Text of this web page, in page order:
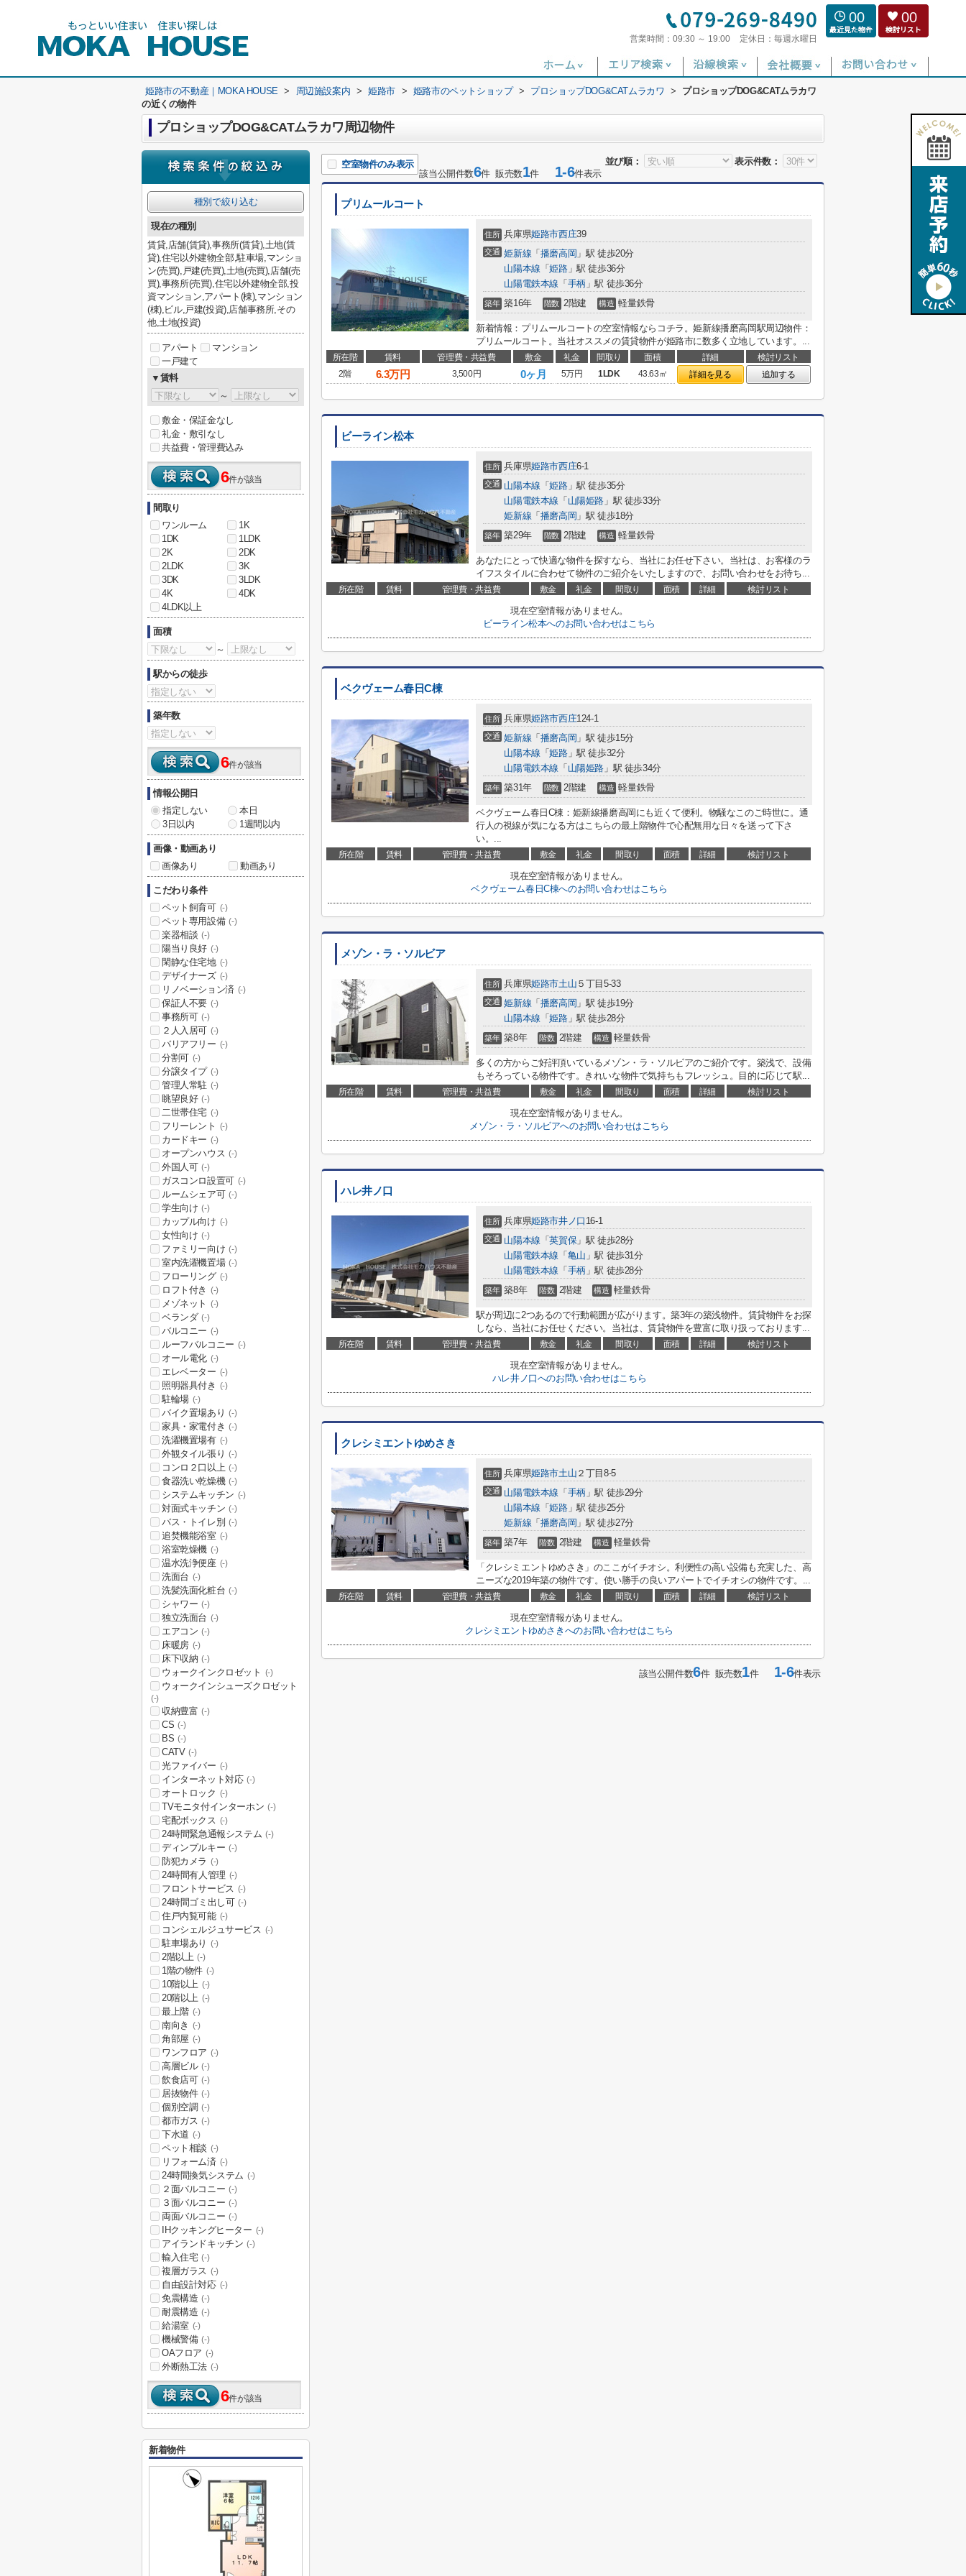
営業時間： 09:30 ～ 19:00 定休日： 毎週水曜日
00 00
姫路市の不動産｜MOKA HOUSE > 周辺施設案内 > 姫路市 > 姫路市のペットショップ > プロショップDOG&CATムラカワ >
プロショップDOG&CATムラカワ
の近くの物件
プロショップDOG&CATムラカワ周辺物件
並び順： 表示件数：
空室物件のみ表示
該当公開件数6件 販売数1件 1-6件表示
プリムールコート
住所 兵庫県姫路市西庄39
交通 姫新線 「 播磨高岡 」駅 徒歩20分
山陽本線 「姫路」駅 徒歩36分
山陽電鉄本線 「 手柄 」駅 徒歩36分
築年 築16年 階数 2階建 構造 軽量鉄骨
新着情報：プリムールコートの空室情報ならコチラ。姫新線播磨高岡駅周辺物件：
プリムールコート。当社オススメの賃貸物件が姫路市に数多く立地しています。...
所在階 賃料 管理費・共益費 敷金 礼金 間取り 面積 詳細
検討リスト
2階
6.3万円 3,500円 0ヶ月 5万円 1LDK 43.63㎡ 詳細を見る 追加する
ビーライン松本
住所 兵庫県姫路市西庄6-1
交通 山陽本線 「姫路」駅 徒歩35分
山陽電鉄本線 「 山陽姫路 」駅 徒歩33分
姫新線 「 播磨高岡 」駅 徒歩18分
築年 築29年 階数 2階建 構造 軽量鉄骨
あなたにとって快適な物件を探すなら、当社にお任せ下さい。当社は、お客様のラ
イフスタイルに合わせて物件のご紹介をいたしますので、お問い合わせをお待ち...
所在階 賃料 管理費・共益費 敷金 礼金 間取り 面積 詳細 検討リスト
現在空室情報がありません。
ビーライン松本へのお問い合わせはこちら
ベクヴェーム春日C棟
住所 兵庫県姫路市西庄124-1
交通 姫新線 「 播磨高岡 」駅 徒歩15分
山陽本線 「姫路」駅 徒歩32分
山陽電鉄本線 「 山陽姫路 」駅 徒歩34分
築年 築31年 階数 2階建 構造 軽量鉄骨
ベクヴェーム春日C棟：姫新線播磨高岡にも近くて便利。物騒なこのご時世に。通
行人の視線が気になる方はこちらの最上階物件で心配無用な日々を送って下さ
い。...
所在階 賃料 管理費・共益費 敷金 礼金 間取り 面積 詳細 検討リスト
現在空室情報がありません。
ベクヴェーム春日C棟へのお問い合わせはこちら
メゾン・ラ・ソルビア
住所 兵庫県姫路市土山 ５丁目5-33
交通 姫新線 「 播磨高岡 」駅 徒歩19分
山陽本線 「姫路」駅 徒歩28分
築年 築8年 階数 2階建 構造 軽量鉄骨
多くの方からご好評頂いているメゾン・ラ・ソルビアのご紹介です。築浅で、設備
もそろっている物件です。きれいな物件で気持ちもフレッシュ。目的に応じて駅...
所在階 賃料 管理費・共益費 敷金 礼金 間取り 面積 詳細 検討リスト
現在空室情報がありません。
メゾン・ラ・ソルビアへのお問い合わせはこちら
ハレ井ノ口
住所 兵庫県姫路市井ノ口 16-1
交通 山陽本線 「英賀保」駅 徒歩28分
山陽電鉄本線 「 亀山 」駅 徒歩31分
山陽電鉄本線 「 手柄 」駅 徒歩28分
築年 築8年 階数 2階建 構造 軽量鉄骨
駅が周辺に2つあるので行動範囲が広がります。築3年の築浅物件。賃貸物件をお探
しなら、当社にお任せください。当社は、賃貸物件を豊富に取り扱っております...
所在階 賃料 管理費・共益費 敷金 礼金 間取り 面積 詳細 検討リスト
現在空室情報がありません。
ハレ井ノ口へのお問い合わせはこちら
クレシミエントゆめさき
住所 兵庫県姫路市土山 ２丁目8-5
交通 山陽電鉄本線 「 手柄 」駅 徒歩29分
山陽本線 「姫路」駅 徒歩25分
姫新線 「 播磨高岡 」駅 徒歩27分
築年 築7年 階数 2階建 構造 軽量鉄骨
「クレシミエントゆめさき」のここがイチオシ。利便性の高い設備も充実した、高
ニーズな2019年築の物件です。使い勝手の良いアパートでイチオシの物件です。...
所在階 賃料 管理費・共益費 敷金 礼金 間取り 面積 詳細 検討リスト
現在空室情報がありません。
クレシミエントゆめさきへのお問い合わせはこちら
該当公開件数6件 販売数1件1-6件表示
種別で絞り込む
現在の種別
賃貸,店舗(賃貸),事務所(賃貸),土地(賃
貸),住宅以外建物全部,駐車場,マンショ
ン(売買),戸建(売買),土地(売買),店舗(売
買),事務所(売買),住宅以外建物全部,投
資マンション,アパート(棟),マンション
(棟),ビル,戸建(投資),店舗事務所,その
他,土地(投資)
アパート
マンション
一戸建て
▼賃料
～
敷金・保証金なし
礼金・敷引なし
共益費・管理費込み
6件が該当
間取り
ワンルーム
1K
1DK
1LDK
2K
2DK
2LDK
3K
3DK
3LDK
4K
4DK
4LDK以上
面積
～
駅からの徒歩
築年数
6件が該当
情報公開日
指定しない
本日
3日以内
1週間以内
画像・動画あり
画像あり
動画あり
こだわり条件
ペット飼育可 (-)
ペット専用設備 (-)
楽器相談 (-)
陽当り良好 (-)
閑静な住宅地 (-)
デザイナーズ (-)
リノベーション済 (-)
保証人不要 (-)
事務所可 (-)
２人入居可 (-)
バリアフリー (-)
分割可 (-)
分譲タイプ (-)
管理人常駐 (-)
眺望良好 (-)
二世帯住宅 (-)
フリーレント (-)
カードキー (-)
オープンハウス (-)
外国人可 (-)
ガスコンロ設置可 (-)
ルームシェア可 (-)
学生向け (-)
カップル向け (-)
女性向け (-)
ファミリー向け (-)
室内洗濯機置場 (-)
フローリング (-)
ロフト付き (-)
メゾネット (-)
ベランダ (-)
バルコニー (-)
ルーフバルコニー (-)
オール電化 (-)
エレベーター (-)
照明器具付き (-)
駐輪場 (-)
バイク置場あり (-)
家具・家電付き (-)
洗濯機置場有 (-)
外観タイル張り (-)
コンロ２口以上 (-)
食器洗い乾燥機 (-)
システムキッチン (-)
対面式キッチン (-)
バス・トイレ別 (-)
追焚機能浴室 (-)
浴室乾燥機 (-)
温水洗浄便座 (-)
洗面台 (-)
洗髪洗面化粧台 (-)
シャワー (-)
独立洗面台 (-)
エアコン (-)
床暖房 (-)
床下収納 (-)
ウォークインクロゼット (-)
ウォークインシューズクロゼット
(-)
収納豊富 (-)
CS (-)
BS (-)
CATV (-)
光ファイバー (-)
インターネット対応 (-)
オートロック (-)
TVモニタ付インターホン (-)
宅配ボックス (-)
24時間緊急通報システム (-)
ディンプルキー (-)
防犯カメラ (-)
24時間有人管理 (-)
フロントサービス (-)
24時間ゴミ出し可 (-)
住戸内覧可能 (-)
コンシェルジュサービス (-)
駐車場あり (-)
2階以上 (-)
1階の物件 (-)
10階以上 (-)
20階以上 (-)
最上階 (-)
南向き (-)
角部屋 (-)
ワンフロア (-)
高層ビル (-)
飲食店可 (-)
居抜物件 (-)
個別空調 (-)
都市ガス (-)
下水道 (-)
ペット相談 (-)
リフォーム済 (-)
24時間換気システム (-)
２面バルコニー (-)
３面バルコニー (-)
両面バルコニー (-)
IHクッキングヒーター (-)
アイランドキッチン (-)
輸入住宅 (-)
複層ガラス (-)
自由設計対応 (-)
免震構造 (-)
耐震構造 (-)
給湯室 (-)
機械警備 (-)
OAフロア (-)
外断熱工法 (-)
6件が該当
新着物件